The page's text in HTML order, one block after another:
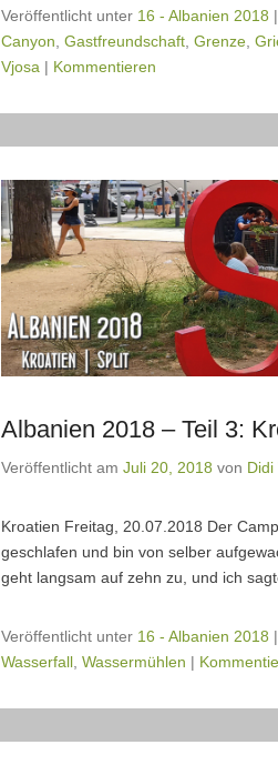
Veröffentlicht unter 16 - Albanien 2018 |
Canyon Gastfreundschaft Grenze
Vjosa | Kommentieren
Albanien 2018 – Teil 3:
Veröffentlicht am Juli 20, 2018 von Didi
Kroatien Freitag, 20.07.2018 Der
geschlafen und bin von selber
geht langsam auf zehn zu, und ich
Veröffentlicht unter 16 - Albanien 2018 |
Wasserfall Wassermühlen |